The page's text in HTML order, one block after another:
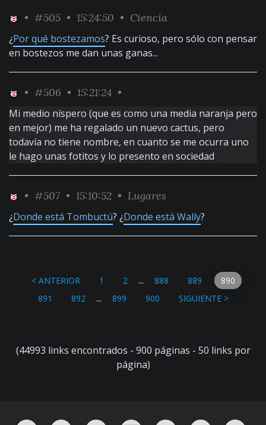
• #505 • 15:24:50 • Ciencia
¿Por qué bostezamos? Es curioso, pero sólo con pensar
en bostezos me dan unas ganas...
• #506 • 15:21:24 •
Mi medio níspero (que es como una media naranja pero
en mejor) me ha regalado un nuevo cactus, pero
todavía no tiene nombre, en cuanto se me ocurra uno
le hago unas fotitos y lo presento en sociedad
• #507 • 15:10:52 • Lugares
¿Donde está Tombuctú? ¿Donde está Wally?
< ANTERIOR 1 2 ... 888 889
890
891
892 ... 899 900 SIGUIENTE >
(44993 links encontrados - 900 páginas - 50 links por
página)